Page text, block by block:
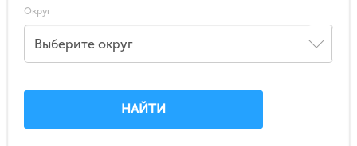
Округ
Выберите округ
НАЙТИ